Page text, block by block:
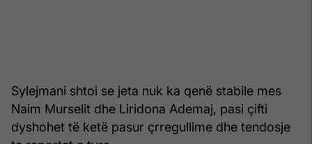
Sylejmani shtoi se jeta nuk ka qenë stabile mes
Naim Murselit dhe Liridona Ademaj, pasi çifti
dyshohet të ketë pasur çrregullime dhe tendosje